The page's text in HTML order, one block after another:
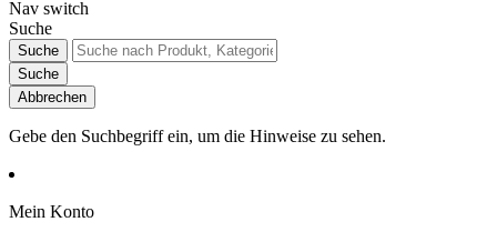
Nav switch
Suche
Suche
Suche
Abbrechen
Gebe den Suchbegriff ein, um die Hinweise zu sehen.
Mein Konto